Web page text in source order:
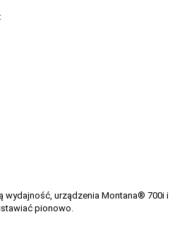
wydajność, urządzenia Montana® 700i i
pionowo.